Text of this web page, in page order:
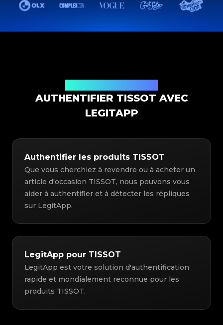
AUTHENTIFIER TISSOT AVEC
LEGITAPP
Authentifier les produits TISSOT
Que vous cherchiez à revendre ou à acheter un
article d'occasion TISSOT, nous pouvons vous
aider à authentifier et à détecter les répliques
sur LegitApp.
LegitApp pour TISSOT
LegitApp est votre solution d'authentification
rapide et mondialement reconnue pour les
produits TISSOT.